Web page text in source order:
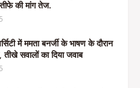
की मांग तेज.
में ममता बनर्जी के भाषण के दौरान
तीखे सवालों का दिया जवाब